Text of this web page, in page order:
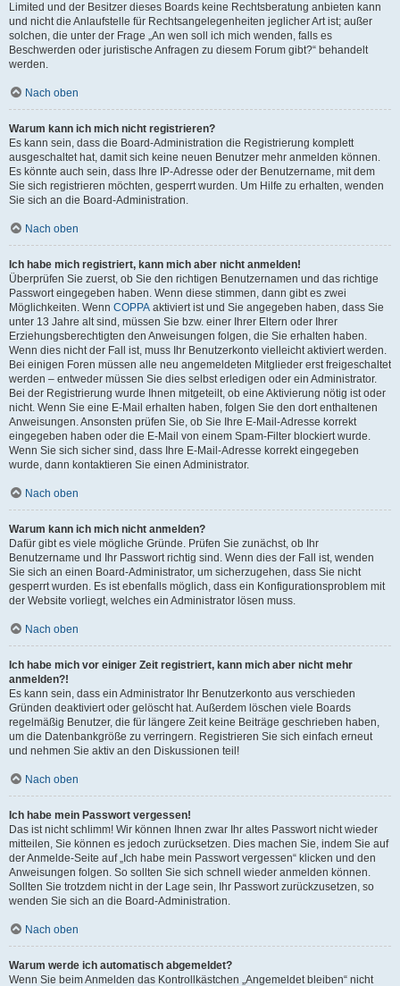
Limited und der Besitzer dieses Boards keine Rechtsberatung anbieten kann
und nicht die Anlaufstelle für Rechtsangelegenheiten jeglicher Art ist; außer
solchen, die unter der Frage „An wen soll ich mich wenden, falls es
Beschwerden oder juristische Anfragen zu diesem Forum gibt?“ behandelt
werden.
Nach oben
Warum kann ich mich nicht registrieren?
Es kann sein, dass die Board-Administration die Registrierung komplett
ausgeschaltet hat, damit sich keine neuen Benutzer mehr anmelden können.
Es könnte auch sein, dass Ihre IP-Adresse oder der Benutzername, mit dem
Sie sich registrieren möchten, gesperrt wurden. Um Hilfe zu erhalten, wenden
Sie sich an die Board-Administration.
Nach oben
Ich habe mich registriert, kann mich aber nicht anmelden!
Überprüfen Sie zuerst, ob Sie den richtigen Benutzernamen und das richtige
Passwort eingegeben haben. Wenn diese stimmen, dann gibt es zwei
Möglichkeiten. Wenn COPPA aktiviert ist und Sie angegeben haben, dass Sie
unter 13 Jahre alt sind, müssen Sie bzw. einer Ihrer Eltern oder Ihrer
Erziehungsberechtigten den Anweisungen folgen, die Sie erhalten haben.
Wenn dies nicht der Fall ist, muss Ihr Benutzerkonto vielleicht aktiviert werden.
Bei einigen Foren müssen alle neu angemeldeten Mitglieder erst freigeschaltet
werden – entweder müssen Sie dies selbst erledigen oder ein Administrator.
Bei der Registrierung wurde Ihnen mitgeteilt, ob eine Aktivierung nötig ist oder
nicht. Wenn Sie eine E-Mail erhalten haben, folgen Sie den dort enthaltenen
Anweisungen. Ansonsten prüfen Sie, ob Sie Ihre E-Mail-Adresse korrekt
eingegeben haben oder die E-Mail von einem Spam-Filter blockiert wurde.
Wenn Sie sich sicher sind, dass Ihre E-Mail-Adresse korrekt eingegeben
wurde, dann kontaktieren Sie einen Administrator.
Nach oben
Warum kann ich mich nicht anmelden?
Dafür gibt es viele mögliche Gründe. Prüfen Sie zunächst, ob Ihr
Benutzername und Ihr Passwort richtig sind. Wenn dies der Fall ist, wenden
Sie sich an einen Board-Administrator, um sicherzugehen, dass Sie nicht
gesperrt wurden. Es ist ebenfalls möglich, dass ein Konfigurationsproblem mit
der Website vorliegt, welches ein Administrator lösen muss.
Nach oben
Ich habe mich vor einiger Zeit registriert, kann mich aber nicht mehr
anmelden?!
Es kann sein, dass ein Administrator Ihr Benutzerkonto aus verschieden
Gründen deaktiviert oder gelöscht hat. Außerdem löschen viele Boards
regelmäßig Benutzer, die für längere Zeit keine Beiträge geschrieben haben,
um die Datenbankgröße zu verringern. Registrieren Sie sich einfach erneut
und nehmen Sie aktiv an den Diskussionen teil!
Nach oben
Ich habe mein Passwort vergessen!
Das ist nicht schlimm! Wir können Ihnen zwar Ihr altes Passwort nicht wieder
mitteilen, Sie können es jedoch zurücksetzen. Dies machen Sie, indem Sie auf
der Anmelde-Seite auf „Ich habe mein Passwort vergessen“ klicken und den
Anweisungen folgen. So sollten Sie sich schnell wieder anmelden können.
Sollten Sie trotzdem nicht in der Lage sein, Ihr Passwort zurückzusetzen, so
wenden Sie sich an die Board-Administration.
Nach oben
Warum werde ich automatisch abgemeldet?
Wenn Sie beim Anmelden das Kontrollkästchen „Angemeldet bleiben“ nicht